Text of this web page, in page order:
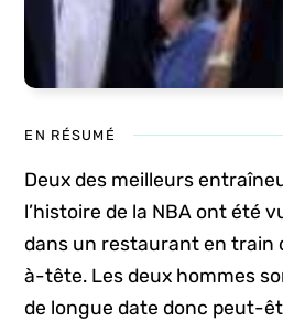
EN RÉSUMÉ
Deux des meilleurs
l’histoire de la NBA ont été
dans un restaurant en train
à-tête. Les deux hommes
de longue date donc peut-